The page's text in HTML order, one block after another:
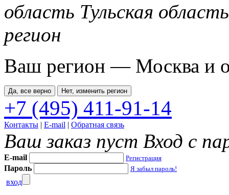
область Тульская область
регион
Ваш регион — Москва и
Да, все верно Нет, изменить регион
+7 (495) 411-91-14
Контакты | E-mail | Обратная связь
Ваш заказ пуст Вход с
E-mail Регистрация
Пароль Я забыл пароль!
вход